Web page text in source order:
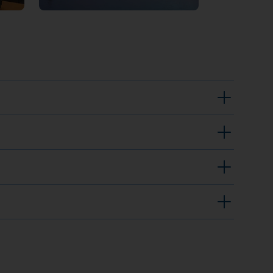
In unmittelbarer Nähe befindet sich das
klimatisierte Räume, lichtstarker Beamer,
Verdunkelungsmöglichkeit, Laserdrucker,
Mbit/s Upload, statische Router-IP, redundante